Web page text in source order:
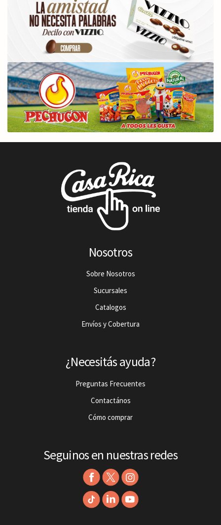
Nosotros
Sobre Nosotros
Sucursales
Catalogos
Envíos y Cobertura
¿Necesitás ayuda?
Preguntas Frecuentes
Contactános
Cómo comprar
Seguinos en nuestras redes